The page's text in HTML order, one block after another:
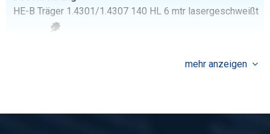
HE-B Träger 1.4301/1.4307 140 HL 6 mtr lasergeschweißt
Artikelnummer
mehr anzeigen